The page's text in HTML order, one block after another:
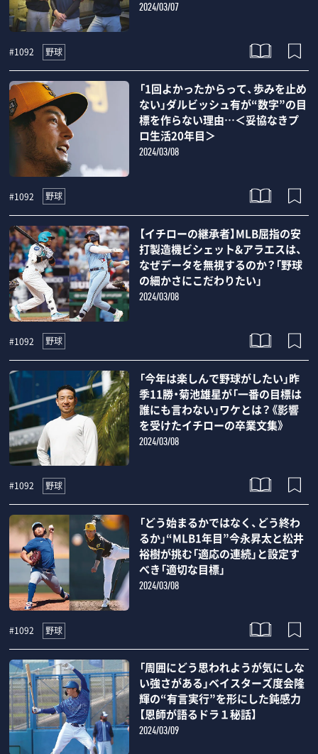
2024/03/07
#1092 野球
「1回よかったからって、歩みを止め
ない」ダルビッシュ有が“数字”の目
標を作らない理由…＜妥協なきプ
ロ生活20年目＞
2024/03/08
#1092 野球
【イチローの継承者】MLB屈指の安
打製造機ビシェット&アラエスは、
なぜデータを無視するのか？「野球
の細かさにこだわりたい」
2024/03/08
#1092 野球
「今年は楽しんで野球がしたい」昨
季11勝・菊池雄星が「一番の目標は
誰にも言わない」ワケとは？《影響
を受けたイチローの卒業文集》
2024/03/08
#1092 野球
「どう始まるかではなく、どう終わ
るか」“MLB1年目”今永昇太と松井
裕樹が挑む「適応の連続」と設定す
べき「適切な目標」
2024/03/08
#1092 野球
「周囲にどう思われようが気にしな
い強さがある」ベイスターズ度会隆
輝の“有言実行”を形にした鈍感力
【恩師が語るドラ１秘話】
2024/03/09